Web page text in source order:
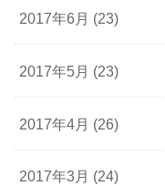
2017年6月 (23)
2017年5月 (23)
2017年4月 (26)
2017年3月 (24)